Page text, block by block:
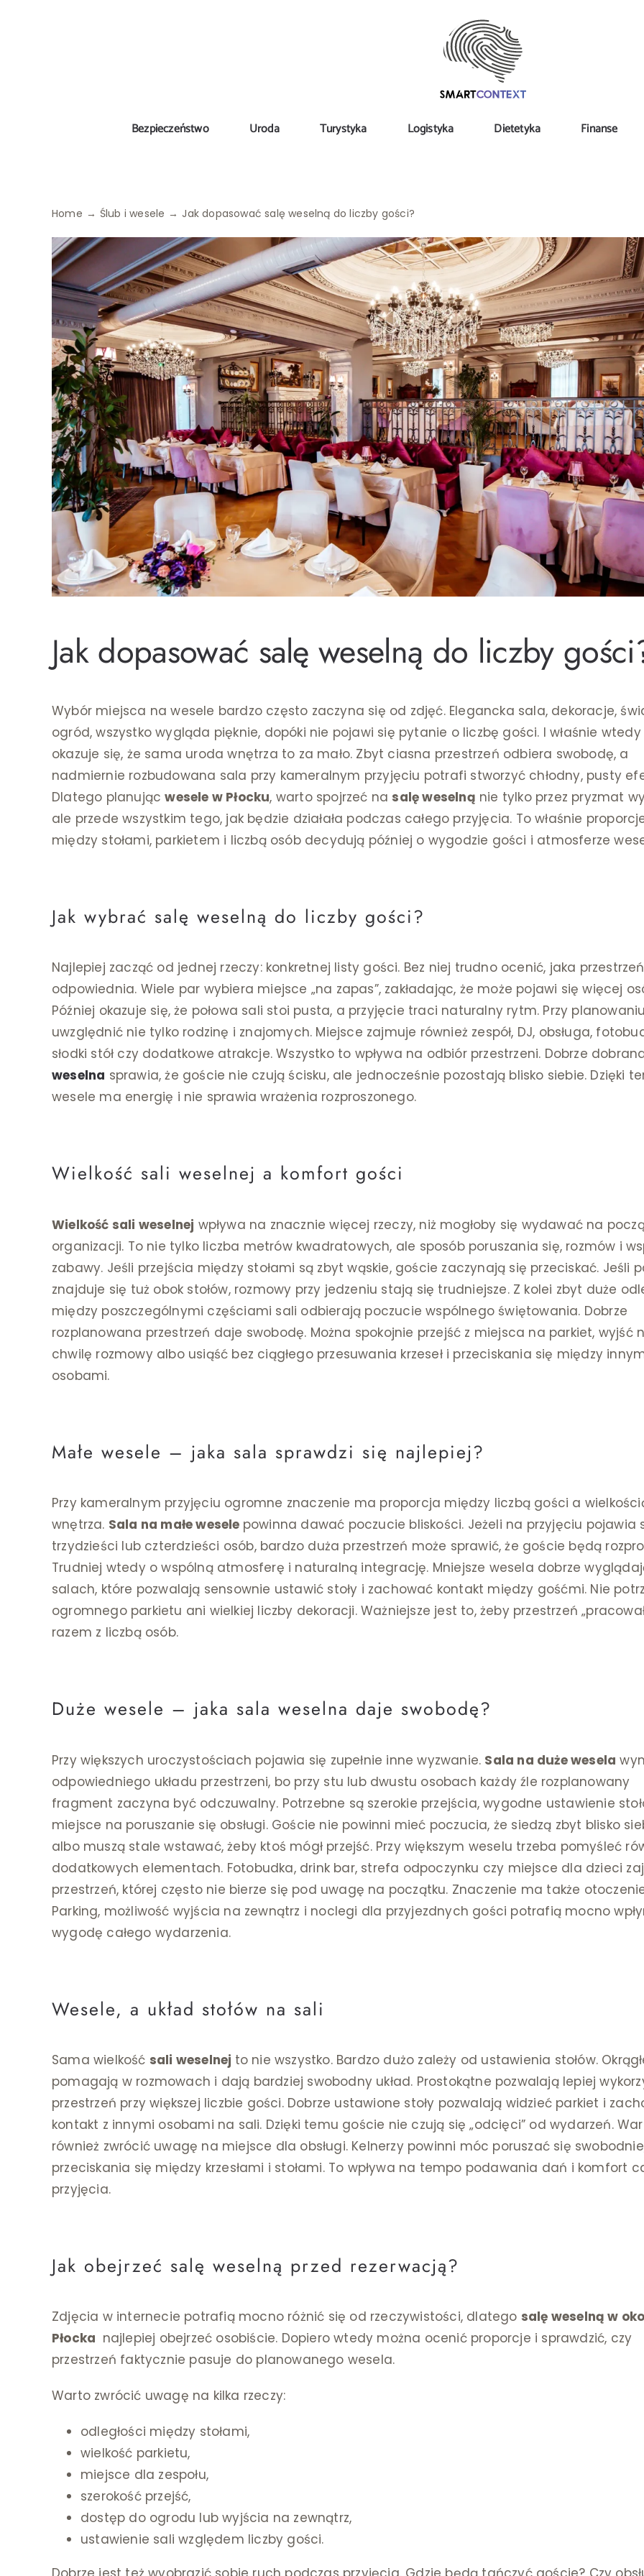
Bezpieczeństwo Uroda Turystyka Logistyka Dietetyka Finanse
Home Ślub i wesele Jak dopasować salę weselną do liczby gości?
Jak dopasować salę weselną do liczby
Wybór miejsca na wesele bardzo często zaczyna się od zdjęć. Elegancka sala, dekoracje,
ogród, wszystko wygląda pięknie, dopóki nie pojawi się pytanie o liczbę gości. I właśnie wtedy
okazuje się, że sama uroda wnętrza to za mało. Zbyt ciasna przestrzeń odbiera swobodę, a
nadmiernie rozbudowana sala przy kameralnym przyjęciu potrafi stworzyć chłodny, pusty
Dlatego planującwesele w Płocku, warto spojrzeć na salę weselną nie tylko przez pryzmat
ale przede wszystkim tego, jak będzie działała podczas całego przyjęcia. To właśnie
między stołami, parkietem i liczbą osób decydują później o wygodzie gości i atmosferze
Jak wybrać salę weselną do liczby gości?
Najlepiej zacząć od jednej rzeczy: konkretnej listy gości. Bez niej trudno ocenić, jaka
odpowiednia. Wiele par wybiera miejsce „na zapas”, zakładając, że może pojawi się więcej
Później okazuje się, że połowa sali stoi pusta, a przyjęcie traci naturalny rytm. Przy
uwzględnić nie tylko rodzinę i znajomych. Miejsce zajmuje również zespół, DJ, obsługa,
słodki stół czy dodatkowe atrakcje. Wszystko to wpływa na odbiór przestrzeni. Dobrze
weselna sprawia, że goście nie czują ścisku, ale jednocześnie pozostają blisko siebie. Dzięki
wesele ma energię i nie sprawia wrażenia rozproszonego.
Wielkość sali weselnej a komfort gości
Wielkość sali weselnej wpływa na znacznie więcej rzeczy, niż mogłoby się wydawać na
organizacji. To nie tylko liczba metrów kwadratowych, ale sposób poruszania się, rozmów i
zabawy. Jeśli przejścia między stołami są zbyt wąskie, goście zaczynają się przeciskać. Jeśli
znajduje się tuż obok stołów, rozmowy przy jedzeniu stają się trudniejsze. Z kolei zbyt duże
między poszczególnymi częściami sali odbierają poczucie wspólnego świętowania. Dobrze
rozplanowana przestrzeń daje swobodę. Można spokojnie przejść z miejsca na parkiet, wyjść
chwilę rozmowy albo usiąść bez ciągłego przesuwania krzeseł i przeciskania się między
osobami.
Małe wesele – jaka sala sprawdzi się najlepiej?
Przy kameralnym przyjęciu ogromne znaczenie ma proporcja między liczbą gości a
wnętrza. Sala na małe wesele powinna dawać poczucie bliskości. Jeżeli na przyjęciu pojawia
trzydzieści lub czterdzieści osób, bardzo duża przestrzeń może sprawić, że goście będą
Trudniej wtedy o wspólną atmosferę i naturalną integrację. Mniejsze wesela dobrze
salach, które pozwalają sensownie ustawić stoły i zachować kontakt między gośćmi. Nie
ogromnego parkietu ani wielkiej liczby dekoracji. Ważniejsze jest to, żeby przestrzeń
razem z liczbą osób.
Duże wesele – jaka sala weselna daje swobodę?
Przy większych uroczystościach pojawia się zupełnie inne wyzwanie. Sala na duże wesela
odpowiedniego układu przestrzeni, bo przy stu lub dwustu osobach każdy źle rozplanowany
fragment zaczyna być odczuwalny. Potrzebne są szerokie przejścia, wygodne ustawienie
miejsce na poruszanie się obsługi. Goście nie powinni mieć poczucia, że siedzą zbyt blisko
albo muszą stale wstawać, żeby ktoś mógł przejść. Przy większym weselu trzeba pomyśleć
dodatkowych elementach. Fotobudka, drink bar, strefa odpoczynku czy miejsce dla dzieci
przestrzeń, której często nie bierze się pod uwagę na początku. Znaczenie ma także
Parking, możliwość wyjścia na zewnątrz i noclegi dla przyjezdnych gości potrafią mocno
wygodę całego wydarzenia.
Wesele, a układ stołów na sali
Sama wielkość sali weselnej to nie wszystko. Bardzo dużo zależy od ustawienia stołów.
pomagają w rozmowach i dają bardziej swobodny układ. Prostokątne pozwalają lepiej
przestrzeń przy większej liczbie gości. Dobrze ustawione stoły pozwalają widzieć parkiet i
kontakt z innymi osobami na sali. Dzięki temu goście nie czują się „odcięci” od wydarzeń.
również zwrócić uwagę na miejsce dla obsługi. Kelnerzy powinni móc poruszać się
przeciskania się między krzesłami i stołami. To wpływa na tempo podawania dań i komfort
przyjęcia.
Jak obejrzeć salę weselną przed rezerwacją?
Zdjęcia w internecie potrafią mocno różnić się od rzeczywistości, dlatego salę weselną w
Płocka najlepiej obejrzeć osobiście. Dopiero wtedy można ocenić proporcje i sprawdzić, czy
przestrzeń faktycznie pasuje do planowanego wesela.
Warto zwrócić uwagę na kilka rzeczy:
odległości między stołami,
wielkość parkietu,
miejsce dla zespołu,
szerokość przejść,
dostęp do ogrodu lub wyjścia na zewnątrz,
ustawienie sali względem liczby gości.